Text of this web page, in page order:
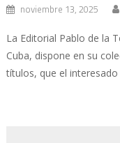
noviembre 13, 2025
La Editorial Pablo de la
Cuba, dispone en su
títulos, que el